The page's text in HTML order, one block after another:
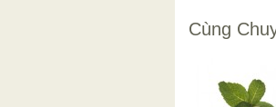
Cùng